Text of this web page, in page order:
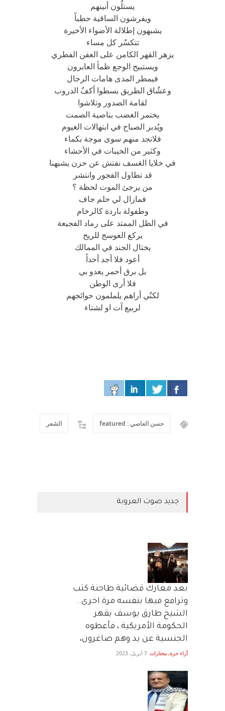
يستلٌون أنينهم
ويفرشون الساقية حطباً
يشبهون إطلالة الأضواء الأخيرة
تتكسٌر كل مساء
يزهر القهر الكامن على العفن الفطري
ويستبيح الوجع ظمأ العابرون
فيمطر المدى هامات الرجال
وعشٌاق الطريق بسطوا أكفٌ الدروب
لقامة الصدور وتلاشوا
يختمر الغضب بناصية الصمت
ويُدبر الصباح في ابتهالات الغيوم
فلاتجد منهم سوى موجة بكماء
وكثير من الخيبات في الأحشاء
في خلايا العَسف نفتش عن حزن يشبهنا
قد تطاول الفجور وانتشر
من يرجئ الموت لحظة ؟
فمازال لي حلم جاف
وطفولة باردة كالرخام
في الظل الممتد على رماد الفجيعة
يركع العوسج للريح
يختال الجند في الممالك
أعود فلا أجد أحداً
بل برق أحمر يعدو بي
فلا أرى الوطن
لكنٌي أراهم يلملمون حوائجهم
لربيع آت او لشتاء
حسن العاصي : featured الشعر
جديد صوت العروبة
بعد معارك قضائية طاحنة كتب
وترافع فيها بنفسه مرة اخرى..
الشيخ طارق يوسف يقهر
الحكومة الأمريكية ، فأعطوه
الجنسية عن يد وهم صاغرون،
آراء حرة, مختارات 7 أبريل، 2023